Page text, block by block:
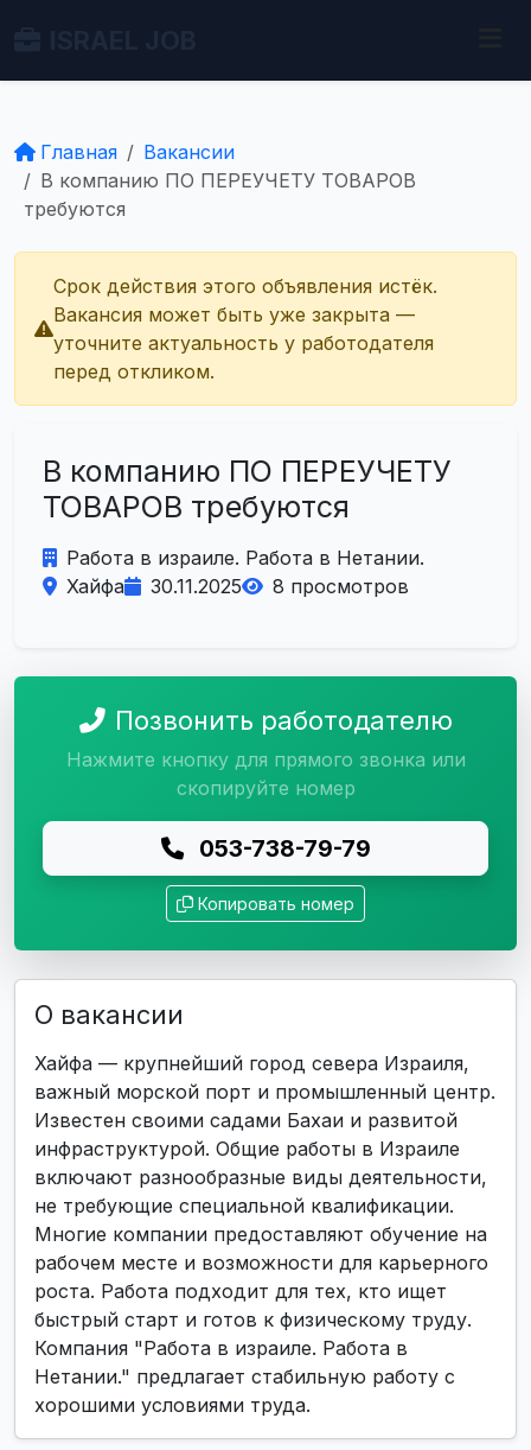
Главная
Вакансии
В компанию ПО ПЕРЕУЧЕТУ ТОВАРОВ
требуются
Срок действия этого объявления истёк.
Вакансия может быть уже закрыта —
уточните актуальность у работодателя
перед откликом.
В компанию ПО ПЕРЕУЧЕТУ
ТОВАРОВ требуются
Работа в израиле. Работа в Нетании.
Хайфа
30.11.2025 8 просмотров
Позвонить работодателю
Нажмите кнопку для прямого звонка или
скопируйте номер
053-738-79-79
Копировать номер
О вакансии
Хайфа — крупнейший город севера Израиля,
важный морской порт и промышленный центр.
Известен своими садами Бахаи и развитой
инфраструктурой. Общие работы в Израиле
включают разнообразные виды деятельности,
не требующие специальной квалификации.
Многие компании предоставляют обучение на
рабочем месте и возможности для карьерного
роста. Работа подходит для тех, кто ищет
быстрый старт и готов к физическому труду.
Компания "Работа в израиле. Работа в
Нетании." предлагает стабильную работу с
хорошими условиями труда.